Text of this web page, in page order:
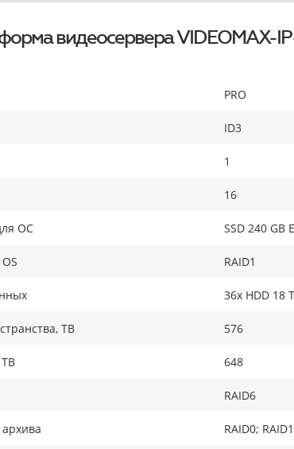
видеосервера VIDEOMAX-
PRO
ID3
1
16
ОС SSD 240 GB
RAID1
36x HDD 18
TB 576
648
RAID6
RAID0;